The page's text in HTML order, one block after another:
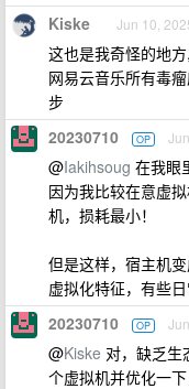
Kiske Jun 10,
这也是我奇怪的地
网易云音乐所有毒
步
20230710 OP
@Iakihsoug 在我眼
因为我比较在意虚
机，损耗最小！
但是这样，宿主机
虚拟化特征，有些
20230710 OP
@Kiske 对，缺乏生
个虚拟机并优化一下